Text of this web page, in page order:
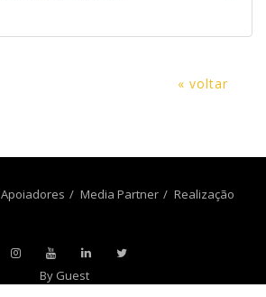
« voltar
Apoiadores Media Partner Realização
By Guest